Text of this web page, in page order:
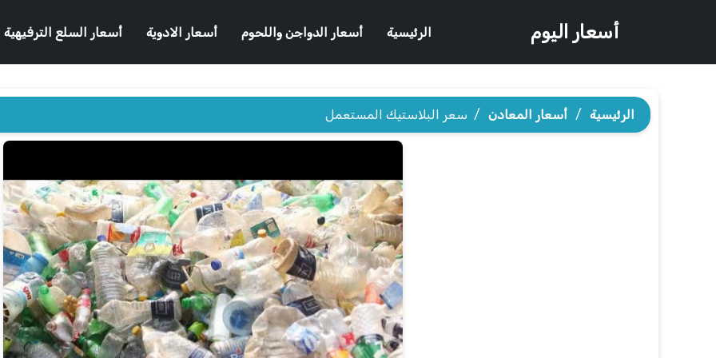
أسعار اليوم الرئيسية أسعار الدواجن واللحوم أسعار الادوية أسعار السلع الترفيهية
الرئيسية / أسعار المعادن / سعر البلاستيك المستعمل